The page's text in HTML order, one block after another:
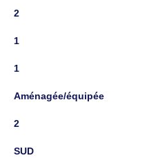
2
1
1
Aménagée/équipée
2
SUD